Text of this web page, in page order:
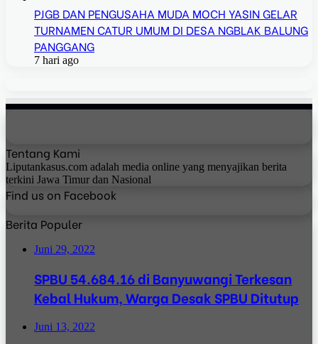
PJGB DAN PENGUSAHA MUDA MOCH YASIN GELAR
TURNAMEN CATUR UMUM DI DESA NGBLAK BALUNG
PANGGANG
7 hari ago
Tentang Kami
Liputankasus.com adalah media online yang menyajikan berita
terkini Jawa Timur dan Nasional
Find us on Facebook
Berita Populer
Juni 29, 2022
SPBU 54.684.16 di Banyuwangi Terkesan
Kebal Hukum, Warga Desak SPBU Ditutup
Juni 13, 2022